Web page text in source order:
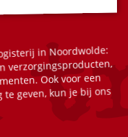
in Noordwolde:
verzorgingsproducten,
Ook voor een
geven, kun je bij ons